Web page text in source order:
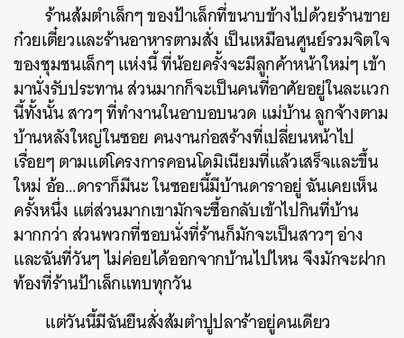
ร้านส้มตำเล็กๆ ของป้าเล็กที่ขนาบข้างไปด้วยร้านขาย
ก๋วยเตี๋ยวและร้านอาหารตามสั่ง เป็นเหมือนศูนย์รวมจิตใจ
ของชุมชนเล็กๆ แห่งนี้ ที่น้อยครั้งจะมีลูกค้าหน้าใหม่ๆ เข้า
มานั่งรับประทาน ส่วนมากก็จะเป็นคนที่อาศัยอยู่ในละแวก
นี้ทั้งนั้น สาวๆ ที่ทำงานในอาบอบนวด แม่บ้าน ลูกจ้างตาม
บ้านหลังใหญ่ในซอย คนงานก่อสร้างที่เปลี่ยนหน้าไป
เรื่อยๆ ตามแต่โครงการคอนโดมิเนียมที่แล้วเสร็จและขึ้น
ใหม่ อ้อ…ดาราก็มีนะ ในซอยนี้มีบ้านดาราอยู่ ฉันเคยเห็น
ครั้งหนึ่ง แต่ส่วนมากเขามักจะซื้อกลับเข้าไปกินที่บ้าน
มากกว่า ส่วนพวกที่ชอบนั่งที่ร้านก็มักจะเป็นสาวๆ อ่าง
และฉันที่วันๆ ไม่ค่อยได้ออกจากบ้านไปไหน จึงมักจะฝาก
ท้องที่ร้านป้าเล็กแทบทุกวัน
แต่วันนี้มีฉันยืนสั่งส้มตำปูปลาร้าอยู่คนเดียว